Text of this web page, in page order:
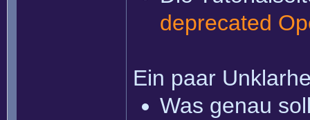
deprecated
Ein paar
Was genau